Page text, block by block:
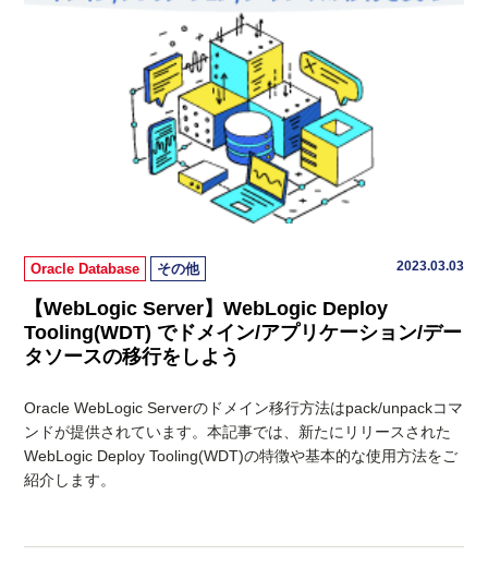
Oracle Database その他 2023.03.03
【WebLogic Server】WebLogic Deploy
Tooling(WDT) でドメイン/アプリケーション/デー
タソースの移行をしよう
Oracle WebLogic Serverのドメイン移行方法はpack/unpackコマ
ンドが提供されています。本記事では、新たにリリースされた
WebLogic Deploy Tooling(WDT)の特徴や基本的な使用方法をご
紹介します。